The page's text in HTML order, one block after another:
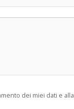
dei miei dati e alla